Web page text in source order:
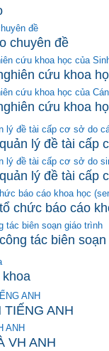
đề
chuyên đề
cứu khoa học của
cứu khoa
cứu khoa học của
cứu khoa
lý đề tài cấp cơ sở do
lý đề tài cấp
lý đề tài cấp cơ sở do
lý đề tài cấp
báo cáo khoa học
chức báo cáo
tác biên soạn giáo trình
tác biên
ANH
TIẾNG ANH
ANH
VH ANH